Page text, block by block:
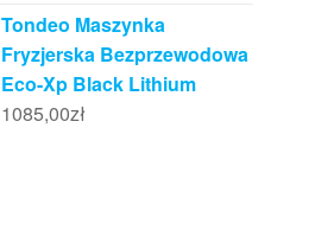
Tondeo Maszynka
Fryzjerska Bezprzewodowa
Eco-Xp Black Lithium
1085,00zł